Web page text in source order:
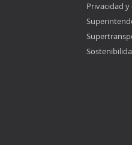
Privacidad y